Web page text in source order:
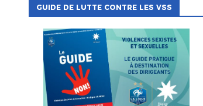
GUIDE DE LUTTE CONTRE LES VSS